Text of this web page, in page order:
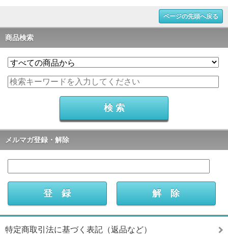
ページの先頭へ戻る
商品検索
メルマガ登録・解除
特定商取引法に基づく表記（返品など）